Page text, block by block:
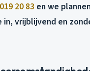
20 83 en we
in, vrijblijvend en